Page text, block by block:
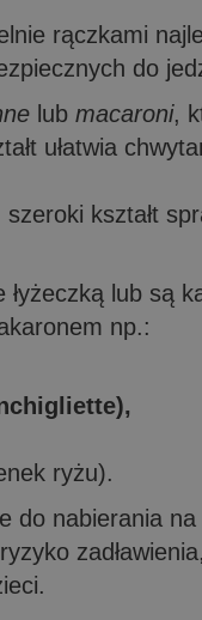
rączkami
do
lub macaroni,
ułatwia
szeroki kształt
lub są
np.:
ryżu).
do nabierania na